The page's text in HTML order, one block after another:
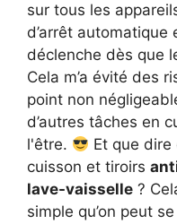
sur tous les
d’arrêt automatique
déclenche dès que
Cela m’a évité des
point non
d’autres tâches en
l'être.
Et que
cuisson et tiroirs
lave-vaisselle ?
simple qu’on peut